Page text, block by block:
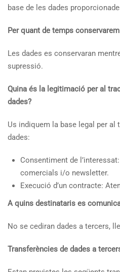
base de les dades
Per quant de temps
Les dades es conservaran
supressió.
Quina és la legitimació per al
dades?
Us indiquem la base legal per al
dades:
Consentiment de
comercials i/o newsletter.
Execució d’un contracte:
A quins destinataris es
No se cediran dades a tercers,
Transferències de dades a